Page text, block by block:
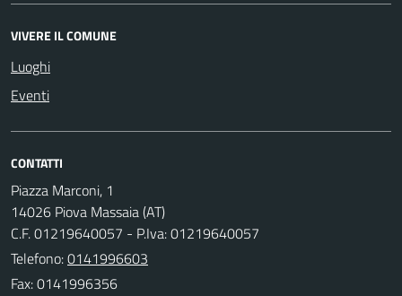
VIVERE IL COMUNE
Luoghi
Eventi
CONTATTI
Piazza Marconi, 1
14026 Piova Massaia (AT)
C.F. 01219640057 - P.Iva: 01219640057
Telefono:0141996603
Fax: 0141996356